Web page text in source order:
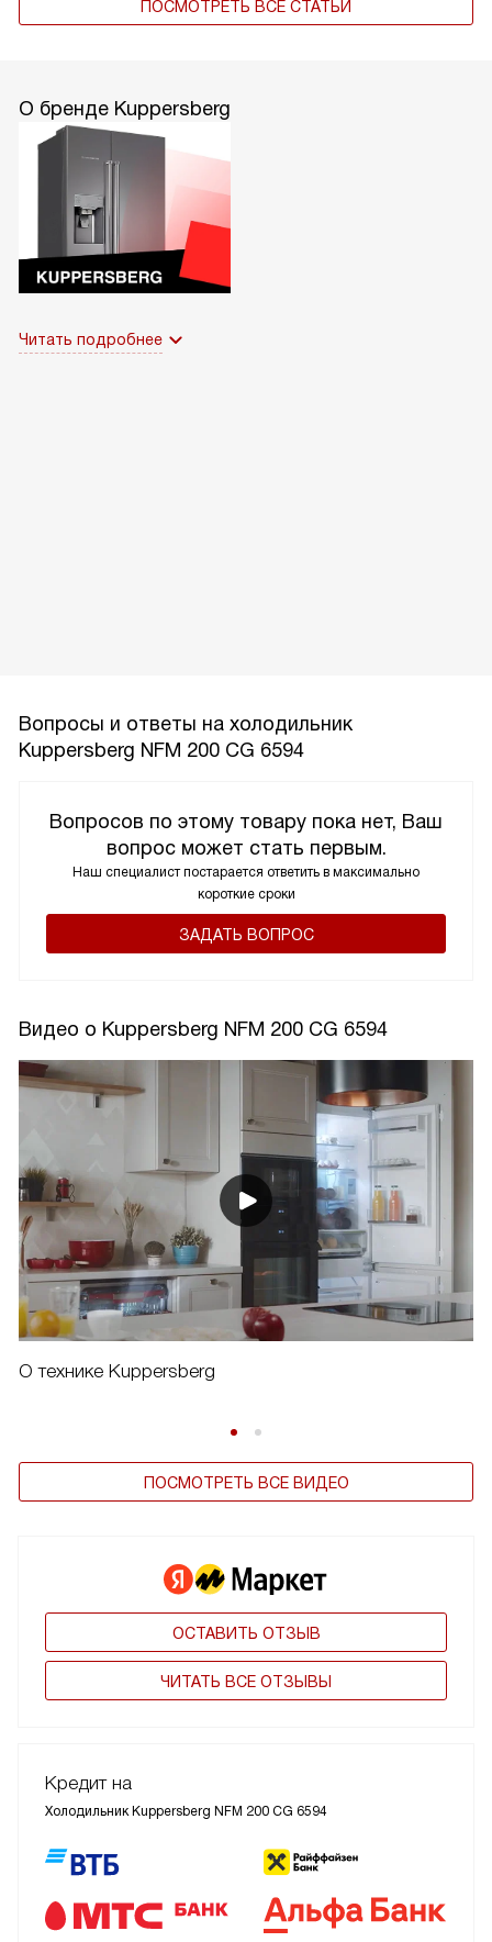
ПОСМОТРЕТЬ ВСЕ СТАТЬИ
О бренде Kuppersberg
Читать подробнее
Вопросы и ответы на холодильник
Kuppersberg NFM 200 CG 6594
Вопросов по этому товару пока нет, Ваш
вопрос может стать первым.
Наш специалист постарается ответить в максимально
короткие сроки
ЗАДАТЬ ВОПРОС
Видео о Kuppersberg NFM 200 CG 6594
О технике Kuppersberg
ПОСМОТРЕТЬ ВСЕ ВИДЕО
ОСТАВИТЬ ОТЗЫВ
ЧИТАТЬ ВСЕ ОТЗЫВЫ
Кредит на
Холодильник Kuppersberg NFM 200 CG 6594